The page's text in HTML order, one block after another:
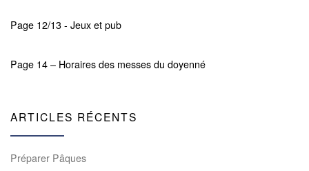
Page 12/13 - Jeux et pub
Page 14 – Horaires des messes du doyenné
ARTICLES RÉCENTS
Préparer Pâques